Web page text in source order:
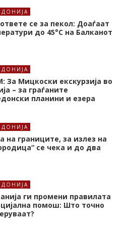
се за пекол: Доаѓаат
до 45°C на Балканот
За Мицкоски екскурзија во
– за граѓаните
планини и езера
на границите, за излез на
се чека и до два
ги промени правилата
помош: Што точно